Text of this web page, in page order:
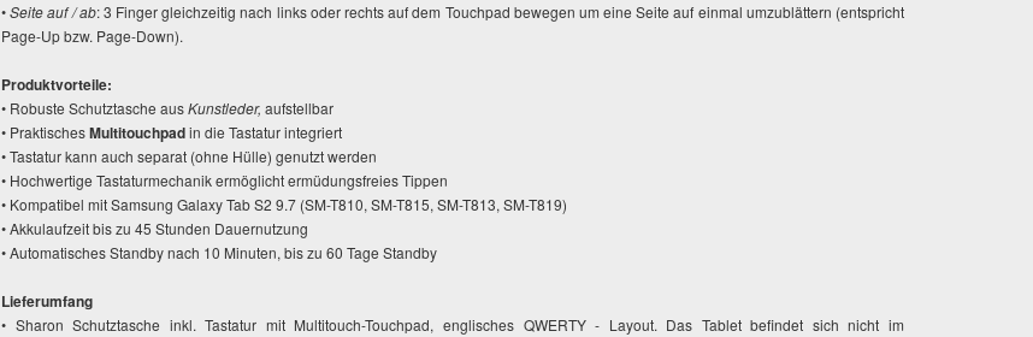
•Seite auf / ab: 3 Finger gleichzeitig nach links oder rechts auf dem Touchpad bewegen um eine Seite auf einmal umzublättern (entspricht
Page-Up bzw. Page-Down).
Produktvorteile:
• Robuste Schutztasche ausKunstleder, aufstellbar
• PraktischesMultitouchpadin die Tastatur integriert
• Tastatur kann auch separat (ohne Hülle) genutzt werden
• Hochwertige Tastaturmechanik ermöglicht ermüdungsfreies Tippen
• Kompatibel mit Samsung Galaxy Tab S2 9.7 (SM-T810, SM-T815, SM-T813, SM-T819)
• Akkulaufzeit bis zu 45 Stunden Dauernutzung
• Automatisches Standby nach 10 Minuten, bis zu 60 Tage Standby
Lieferumfang
• Sharon Schutztasche inkl. Tastatur mit Multitouch-Touchpad, englisches QWERTY - Layout. Das Tablet befindet sich nicht im